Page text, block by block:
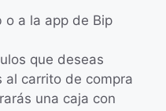
o a la app de Bip
que deseas
al carrito de compra
una caja con